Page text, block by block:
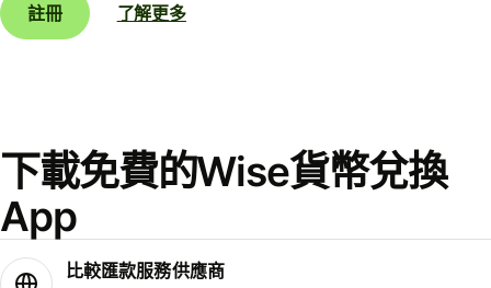
註冊
了解更多
下載免費的Wise貨幣兌換
App
比較匯款服務供應商